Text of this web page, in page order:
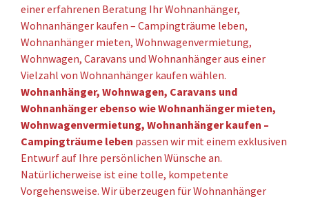
einer erfahrenen Beratung Ihr Wohnanhänger,
Wohnanhänger kaufen – Campingträume leben,
Wohnanhänger mieten, Wohnwagenvermietung,
Wohnwagen, Caravans und Wohnanhänger aus einer
Vielzahl von Wohnanhänger kaufen wählen.
Wohnanhänger, Wohnwagen, Caravans und
Wohnanhänger ebenso wie Wohnanhänger mieten,
Wohnwagenvermietung, Wohnanhänger kaufen –
Campingträume leben passen wir mit einem exklusiven
Entwurf auf Ihre persönlichen Wünsche an.
Natürlicherweise ist eine tolle, kompetente
Vorgehensweise. Wir überzeugen für Wohnanhänger